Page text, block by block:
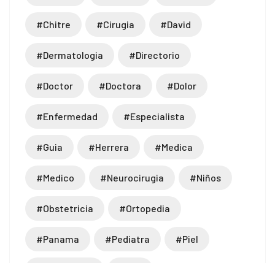
#chitre #cirugia #david
#dermatologia #directorio
#doctor #doctora #dolor
#enfermedad #especialista
#guia #herrera #medica
#medico #neurocirugia #niños
#obstetricia #ortopedia
#panama #pediatra #piel